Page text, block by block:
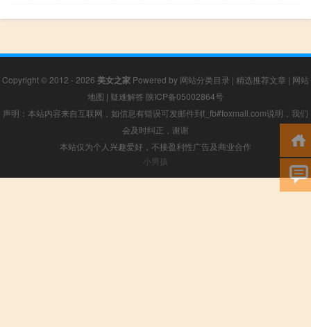
Copyright © 2012 - 2026 美女之家 Powered by 网站分类目录 | 精选推荐文章 | 网站
地图 | 疑难解答 陕ICP备05002864号
声明：本站内容来自互联网，如信息有错误可发邮件到f_fb#foxmail.com说明，我们
会及时纠正，谢谢
本站仅为个人兴趣爱好，不接盈利性广告及商业合作
小男孩